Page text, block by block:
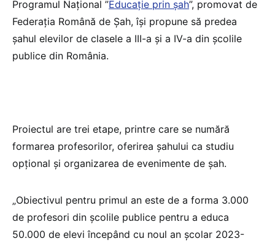
Programul Național ”Educație prin șah”, promovat de
Federația Română de Șah, își propune să predea
șahul elevilor de clasele a III-a și a IV-a din școlile
publice din România.
Proiectul are trei etape, printre care se numără
formarea profesorilor, oferirea șahului ca studiu
opțional și organizarea de evenimente de șah.
„Obiectivul pentru primul an este de a forma 3.000
de profesori din școlile publice pentru a educa
50.000 de elevi începând cu noul an școlar 2023-